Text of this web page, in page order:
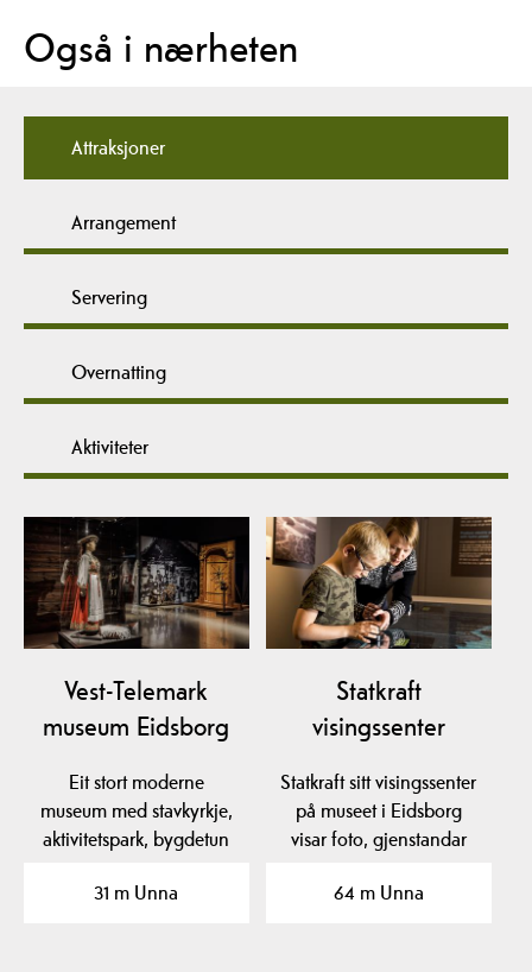
Også i nærheten
Attraksjoner
Arrangement
Servering
Overnatting
Aktiviteter
Vest-Telemark
museum Eidsborg
Eit stort moderne
museum med stavkyrkje,
aktivitetspark, bygdetun
31 m Unna
Statkraft
visingssenter
Statkraft sitt visingssenter
på museet i Eidsborg
visar foto, gjenstandar
64 m Unna